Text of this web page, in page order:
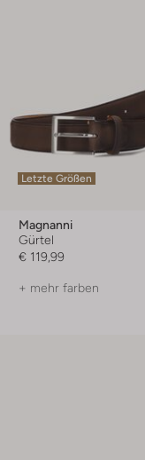
Letzte Größen
Magnanni
Gürtel
€ 119,99
+ mehr farben